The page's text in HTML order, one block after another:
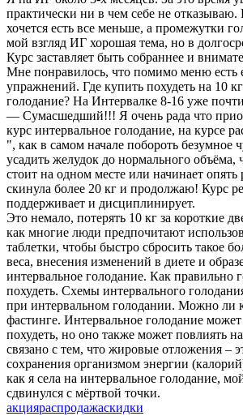
практически ни в чем себе не
хочется есть все меньше, а промежутки
мой взгляд ИГ хорошая тема, но в
Курс заставляет быть собраннее и
Мне понравилось, что помимо меню есть
упражнений. Где купить похудеть на 10
голодание? На Интервалке 8-16 уже
— Сумасшедший!!! Я очень рада что
курс интервальное голодание, на курсе
", как в самом начале побороть безумное
усадить желудок до нормального объёма,
стоит на одном месте или начинает
скинула более 20 кг и продолжаю! Курс
поддерживает и дисциплинирует.
Это немало, потерять 10 кг за короткие
как многие люди предпочитают
таблетки, чтобы быстро сбросить такое
веса, внесения изменений в диете и
интервальное голодание. Как правильно
похудеть. Схемы интервального
при интервальном голодании. Можно ли
фастинге. Интервальное голодание
похудеть, но оно также может повлиять
связано с тем, что жировые отложения –
сохранения организмом энергии
как я села на интервальное голодание,
сдвинулся с мёртвой точки.
акцияраспродажаскидки